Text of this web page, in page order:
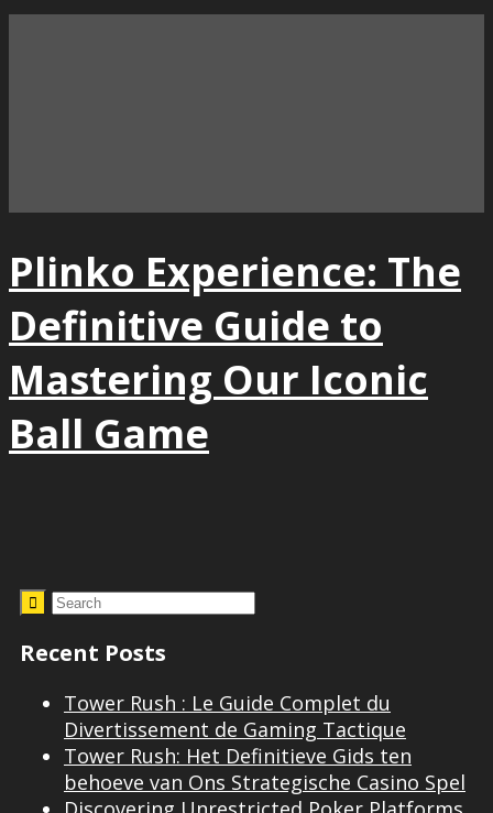
Plinko Experience: The
Definitive Guide to
Mastering Our Iconic
Ball Game
Recent Posts
Tower Rush : Le Guide Complet du
Divertissement de Gaming Tactique
Tower Rush: Het Definitieve Gids ten
behoeve van Ons Strategische Casino Spel